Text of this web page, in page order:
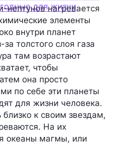
для жизни
нептунов нагревается
элементы
внутри планет
толстого слоя газа
там возрастают
чтобы
она просто
по себе эти планеты
для жизни человека.
к своим звездам,
На их
океаны магмы, или